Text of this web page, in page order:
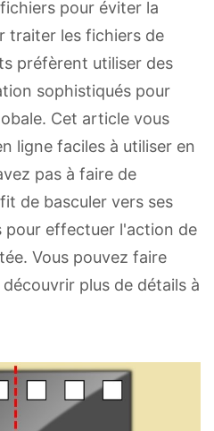
pour éviter la
traiter les fichiers de
préfèrent utiliser des
sophistiqués pour
Cet article vous
ligne faciles à utiliser en
pas à faire de
de basculer vers ses
pour effectuer l'action de
Vous pouvez faire
plus de détails à